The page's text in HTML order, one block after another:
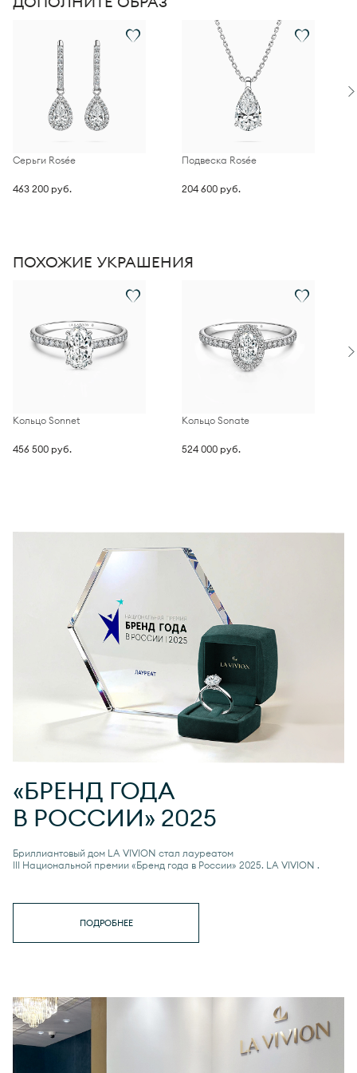
Серьги Rosée
463 200 руб.
Подвеска Rosée
204 600 руб.
ПОХОЖИЕ УКРАШЕНИЯ
Кольцо Sonnet
456 500 руб.
Кольцо Sonate
524 000 руб.
«БРЕНД ГОДА
В РОССИИ» 2025
Бриллиантовый дом LA VIVION стал лауреатом
III Национальной премии «Бренд года в России» 2025. LA VIVION .
ПОДРОБНЕЕ